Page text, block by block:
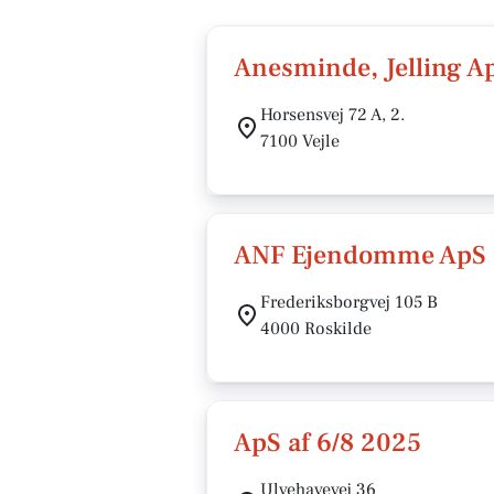
Anesminde, Jelling
Horsensvej 72 A, 2.
7100 Vejle
ANF Ejendomme ApS
Frederiksborgvej 105 B
4000 Roskilde
ApS af 6/8 2025
Ulvehavevej 36